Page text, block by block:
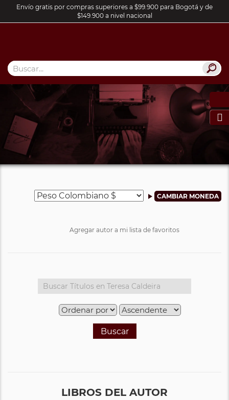
Envío gratis por compras superiores a $99.900 para Bogotá y de
$149.900 a nivel nacional

Agregar autor a mi lista de favoritos
Buscar
LIBROS DEL AUTOR